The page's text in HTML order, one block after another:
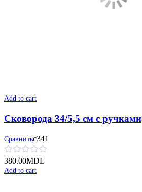
Add to cart
Сковорода 34/5,5 см с ручками
Сравнитьс341
380.00MDL
Add to cart